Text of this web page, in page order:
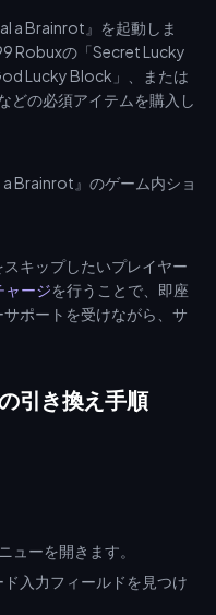
a Brainrot』を起動しま
Robuxの「Secret Lucky
Lucky Block」、または
の必須アイテムを購入し
キップしたいプレイヤー
ージを行うことで、即座
ポートを受けながら、サ
引き換え手順
ューを開きます。
入力フィールドを見つけ